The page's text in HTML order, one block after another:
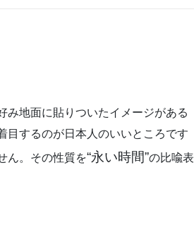
み地面に貼りついたイメージがある
目するのが日本人のいいところです
ん。その性質を“永い時間”の比喩表